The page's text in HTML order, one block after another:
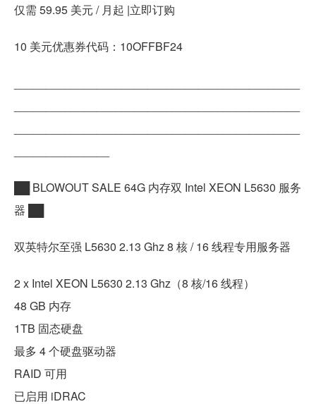
仅需 59.95 美元 / 月起 |立即订购
10 美元优惠券代码：10OFFBF24
██ BLOWOUT SALE 64G 内存双 Intel XEON L5630 服务
器 ██
双英特尔至强 L5630 2.13 Ghz 8 核 / 16 线程专用服务器
2 x Intel XEON L5630 2.13 Ghz（8 核/16 线程）
48 GB 内存
1TB 固态硬盘
最多 4 个硬盘驱动器
RAID 可用
已启用 iDRAC